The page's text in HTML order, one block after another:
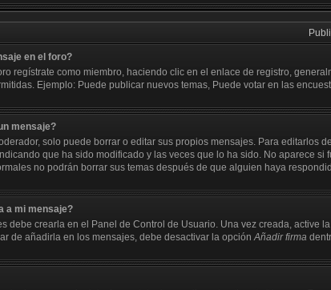
en el foro?
regístrate como miembro, haciendo clic en el enlace de registro,
Ejemplo: Puede publicar nuevos temas, Puede votar en las
mensaje?
solo puede borrar o editar sus propios mensajes. Para editarlos
que ha sido modificado y las veces que lo ha sido. No aparece
no podrán borrar sus temas después de que alguien haya
a mi mensaje?
debe crearla en el Panel de Control de Usuario. Una vez creada, active
de añadirla en los mensajes, debe desactivar la opciónAñadir firma